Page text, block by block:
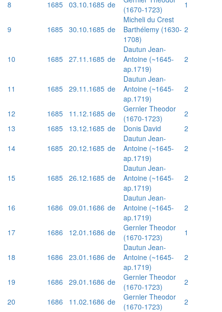
8
1685 03.10.1685 de
(1670-1723)
1
9 1685 30.10.1685 de
Micheli du Crest
Barthélemy (1630-
1708)
2
10 1685 27.11.1685 de
Dautun Jean-
Antoine (~1645-
ap.1719)
2
11 1685 29.11.1685 de
Dautun Jean-
Antoine (~1645-
ap.1719)
2
12 1685 11.12.1685 de
Gernler Theodor
(1670-1723)
2
13
1685 13.12.1685 de Donis David
2
14
1685 20.12.1685 de
Dautun Jean-
Antoine (~1645-
ap.1719)
2
15 1685 26.12.1685 de
Dautun Jean-
Antoine (~1645-
ap.1719)
2
16 1686 09.01.1686 de
Dautun Jean-
Antoine (~1645-
ap.1719)
2
17 1686 12.01.1686 de
Gernler Theodor
(1670-1723)
1
18 1686 23.01.1686 de
Dautun Jean-
Antoine (~1645-
ap.1719)
2
19 1686 29.01.1686 de
Gernler Theodor
(1670-1723)
2
20
1686 11.02.1686 de
Gernler Theodor
(1670-1723)
2